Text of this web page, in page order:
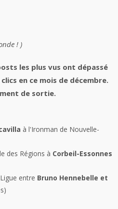
! )
les plus vus ont dépassé
en ce mois de décembre.
de sortie.
à l'Ironman de Nouvelle-
des Régions à Corbeil-Essonnes
entre Bruno Hennebelle et